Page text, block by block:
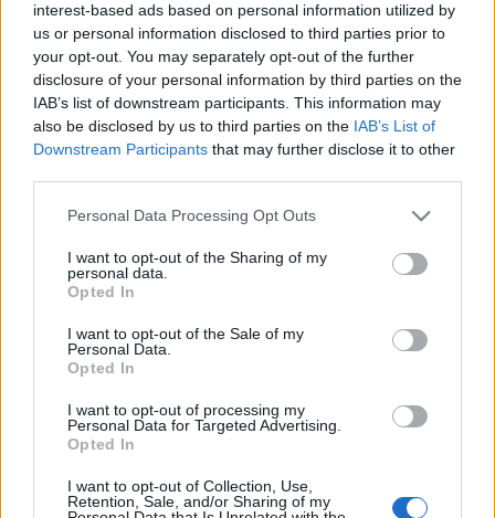
interest-based ads based on personal information utilized by
us or personal information disclosed to third parties prior to
your opt-out. You may separately opt-out of the further
disclosure of your personal information by third parties on the
IAB’s list of downstream participants. This information may
also be disclosed by us to third parties on the IAB’s List of
Downstream Participants that may further disclose it to other
Please note that this website/app uses one or more Google
not limited to your visit or usage behaviour. You may click to
grant or deny consent to Google and its third-party tags to
use your data for below specified purposes in below Google
consent section.
Personal Data Processing Opt Outs
I want to opt-out of the Sharing of my
personal data.
Opted In
I want to opt-out of the Sale of my
Personal Data.
Opted In
I want to opt-out of processing my
Personal Data for Targeted Advertising.
Opted In
I want to opt-out of Collection, Use,
Retention, Sale, and/or Sharing of my
#pajzsmirigy#reflux#ekcéma#herpesz
Regisztráció
Emésztési problémák
Emésztési problémák